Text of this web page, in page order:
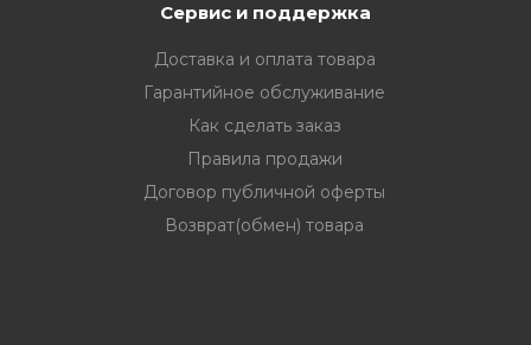
Сервис и поддержка
Доставка и оплата товара
Гарантийное обслуживание
Как сделать заказ
Правила продажи
Договор публичной оферты
Возврат(обмен) товара